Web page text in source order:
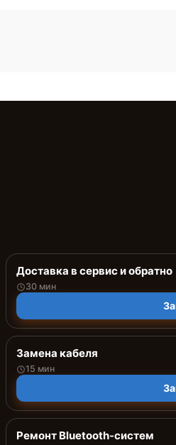
Доставка в сервис и обратно
30 мин
Замена кабеля
15 мин
Ремонт Bluetooth-систем